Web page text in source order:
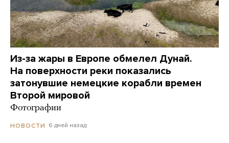
Из-за жары в Европе обмелел Дунай.
На поверхности реки показались
затонувшие немецкие корабли времен
Второй мировой
Фотографии
НОВОСТИ 6 дней назад